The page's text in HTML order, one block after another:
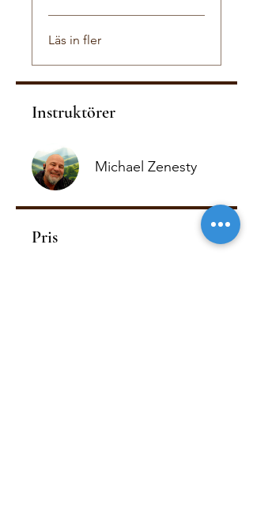
Läs in fler
Instruktörer
Michael Zenesty
Pris